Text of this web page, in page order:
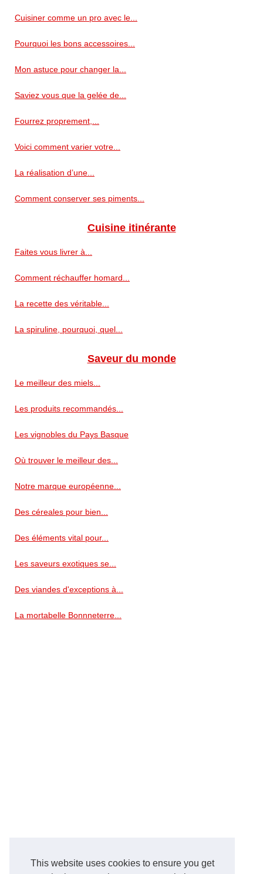
This website uses cookies to ensure you get
Cuisiner comme un pro avec le...
Pourquoi les bons accessoires...
Mon astuce pour changer la...
Saviez vous que la gelée de...
Fourrez proprement,...
Voici comment varier votre...
La réalisation d’une...
Comment conserver ses piments...
Cuisine itinérante
Faites vous livrer à...
Comment réchauffer homard...
La recette des véritable...
La spiruline, pourquoi, quel...
Saveur du monde
Le meilleur des miels...
Les produits recommandés...
Les vignobles du Pays Basque
Où trouver le meilleur des...
Notre marque européenne...
Des céreales pour bien...
Des éléments vital pour...
Les saveurs exotiques se...
Des viandes d'exceptions à...
La mortabelle Bonnneterre...